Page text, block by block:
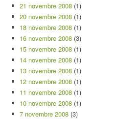
21 novembre 2008 (1)
20 novembre 2008 (1)
18 novembre 2008 (1)
16 novembre 2008 (3)
15 novembre 2008 (1)
14 novembre 2008 (1)
13 novembre 2008 (1)
12 novembre 2008 (1)
11 novembre 2008 (1)
10 novembre 2008 (1)
7 novembre 2008 (3)